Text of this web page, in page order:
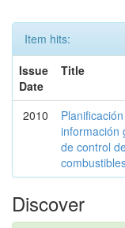
Item hits:
Issue
Date
Title
2010
información
de control
Discover